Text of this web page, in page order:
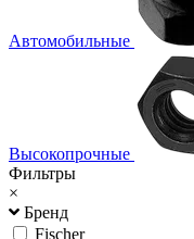
Автомобильные
Высокопрочные
Фильтры
×
Бренд
Fischer